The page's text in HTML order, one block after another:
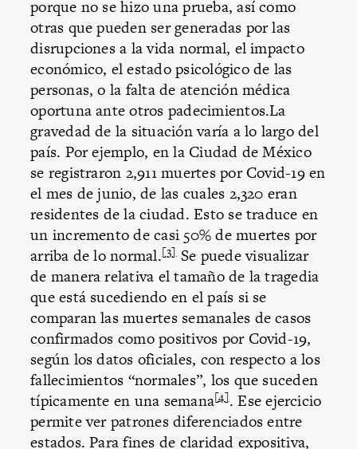
porque no se hizo una prueba, así como
otras que pueden ser generadas por las
disrupciones a la vida normal, el impacto
económico, el estado psicológico de las
personas, o la falta de atención médica
oportuna ante otros padecimientos.La
gravedad de la situación varía a lo largo del
país. Por ejemplo, en la Ciudad de México
se registraron 2,911 muertes por Covid-19 en
el mes de junio, de las cuales 2,320 eran
residentes de la ciudad. Esto se traduce en
un incremento de casi 50% de muertes por
arriba de lo normal.[3]Se puede visualizar
de manera relativa el tamaño de la tragedia
que está sucediendo en el país si se
comparan las muertes semanales de casos
confirmados como positivos por Covid-19,
según los datos oficiales, con respecto a los
fallecimientos “normales”, los que suceden
típicamente en una semana[4]. Ese ejercicio
permite ver patrones diferenciados entre
estados. Para fines de claridad expositiva,